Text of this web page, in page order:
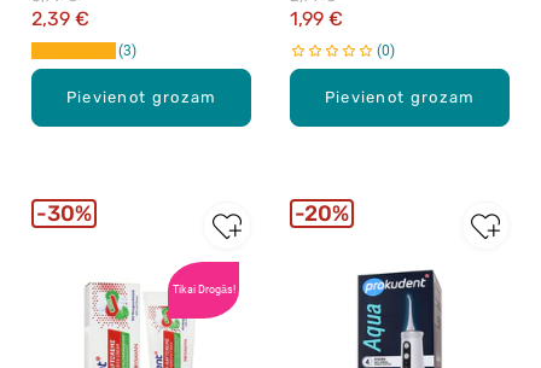
Pievienot grozam
2,39 €
3
Pievienot grozam
1,99 €
0
Tikai Drogās!
30% 20%